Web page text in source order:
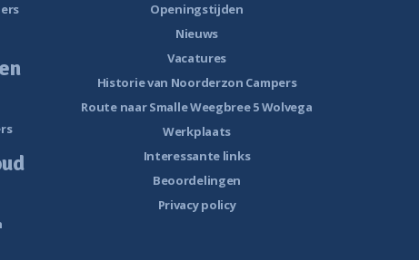
Openingstijden
Nieuws
Vacatures
Historie van Noorderzon Campers
Route naar Smalle Weegbree 5 Wolvega
Werkplaats
Interessante links
Beoordelingen
Privacy policy